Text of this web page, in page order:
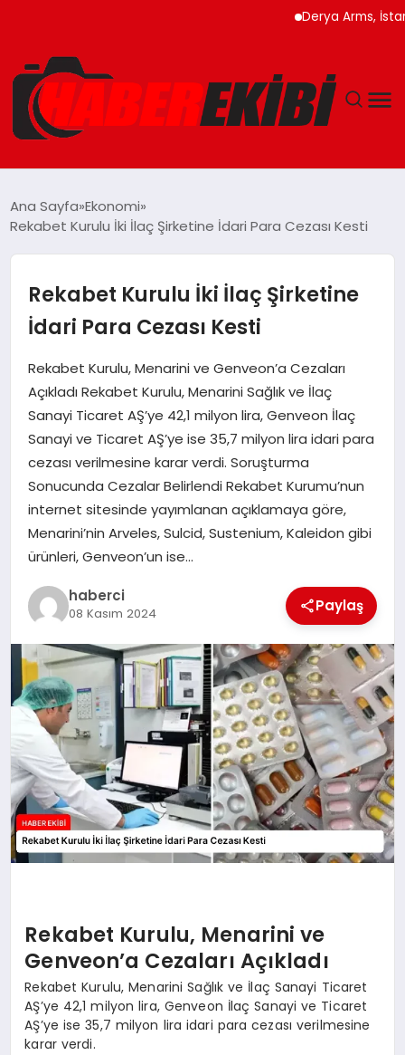
Derya Arms, İstanbul
EĞITIM
EKONOMI
SAĞLIK
Ana Sayfa Ekonomi
Rekabet Kurulu İki İlaç Şirketine İdari Para Cezası Kesti
Rekabet Kurulu İki İlaç Şirketine
İdari Para Cezası Kesti
Rekabet Kurulu, Menarini ve Genveon’a Cezaları
Açıkladı Rekabet Kurulu, Menarini Sağlık ve İlaç
Sanayi Ticaret AŞ’ye 42,1 milyon lira, Genveon İlaç
Sanayi ve Ticaret AŞ’ye ise 35,7 milyon lira idari para
cezası verilmesine karar verdi. Soruşturma
Sonucunda Cezalar Belirlendi Rekabet Kurumu’nun
internet sitesinde yayımlanan açıklamaya göre,
Menarini’nin Arveles, Sulcid, Sustenium, Kaleidon gibi
ürünleri, Genveon’un ise…
haberci
08 Kasım 2024 Paylaş
Rekabet Kurulu, Menarini ve
Genveon’a Cezaları Açıkladı
Rekabet Kurulu, Menarini Sağlık ve İlaç Sanayi Ticaret
AŞ’ye 42,1 milyon lira, Genveon İlaç Sanayi ve Ticaret
AŞ’ye ise 35,7 milyon lira idari para cezası verilmesine
karar verdi.